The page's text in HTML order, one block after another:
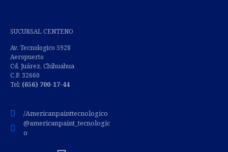
SUCURSAL CENTENO
Av. Tecnologico 5928
Aeropuerto
Cd. Juárez, Chihuahua
C.P. 32660
Tel: (656) 700-17-44
/Americanpainttecnologico
@americanpaint_tecnologic
o